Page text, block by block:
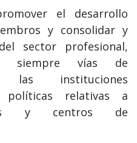
el desarrollo
y consolidar y
sector profesional,
siempre vías de
las instituciones
relativas a
y centros de